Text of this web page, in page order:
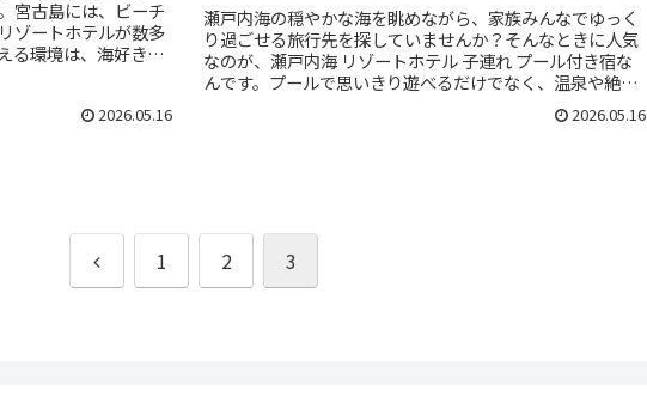
宮古島には、ビーチ
ゾートホテルが数多
る環境は、海好きに
2026.05.16
瀬戸内海の穏やかな海を眺めながら、家族みんなでゆっく
り過ごせる旅行先を探していませんか？そんなときに人気
なのが、瀬戸内海 リゾートホテル 子連れ プール付き宿な
んです。プールで思いきり遊べるだけでなく、温泉や絶景
2026.05.16
前
1 2 3